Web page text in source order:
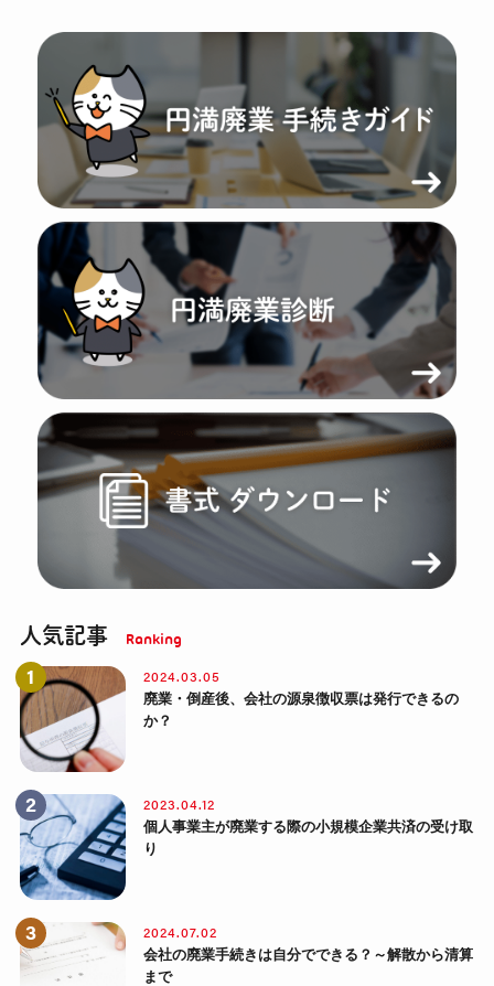
人気記事
廃業・倒産後、会社の源泉徴収票は発行できるの
か？
2024.03.05
個人事業主が廃業する際の小規模企業共済の受け取
り
2023.04.12
会社の廃業手続きは自分でできる？～解散から清算
まで
2024.07.02